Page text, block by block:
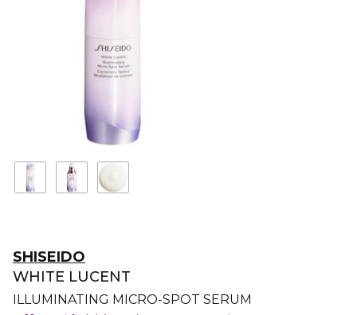
SHISEIDO
WHITE LUCENT
ILLUMINATING MICRO-SPOT SERUM